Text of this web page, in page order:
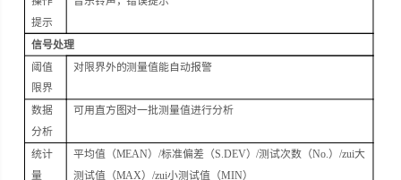
提示
信号处理
阈值
限界
对限界外的测量值能自动报警
数据
分析
可用直方图对一批测量值进行分析
统计
量
平均值（MEAN）/标准偏差（S.DEV）/测试次数（No.）/zui大
测试值（MAX）/zui小测试值（MIN）